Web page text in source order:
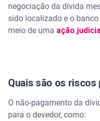
negociação da dívida
sido localizado e o
meio de uma ação
Quais são os riscos
O não-pagamento da
para o devedor, como: